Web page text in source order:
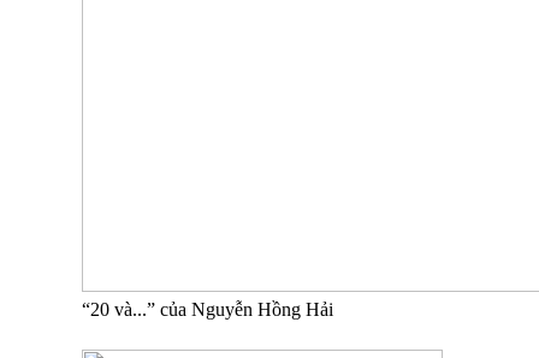
“20 và...” của Nguyễn Hồng Hải